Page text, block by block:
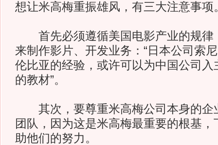
想让米高梅重振雄风，有三大注意事项
首先必须遵循美国电影产业的规律
来制作影片、开发业务：“日本公司索
伦比亚的经验，或许可以为中国公司入
的教材”。
其次，要尊重米高梅公司本身的企
团队，因为这是米高梅最重要的根基
助他们的努力。